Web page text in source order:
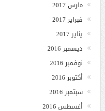
مارس 2017
فبراير 2017
يناير 2017
ديسمبر 2016
نوفمبر 2016
أكتوبر 2016
سبتمبر 2016
أغسطس 2016